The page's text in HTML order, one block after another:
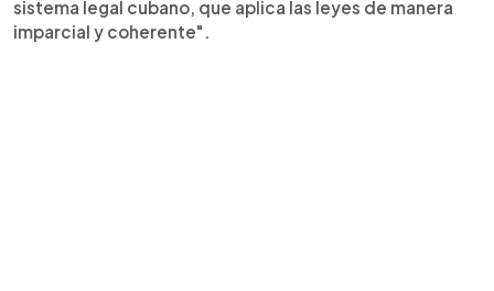
sistema legal cubano, que aplica las leyes de manera
imparcial y coherente".